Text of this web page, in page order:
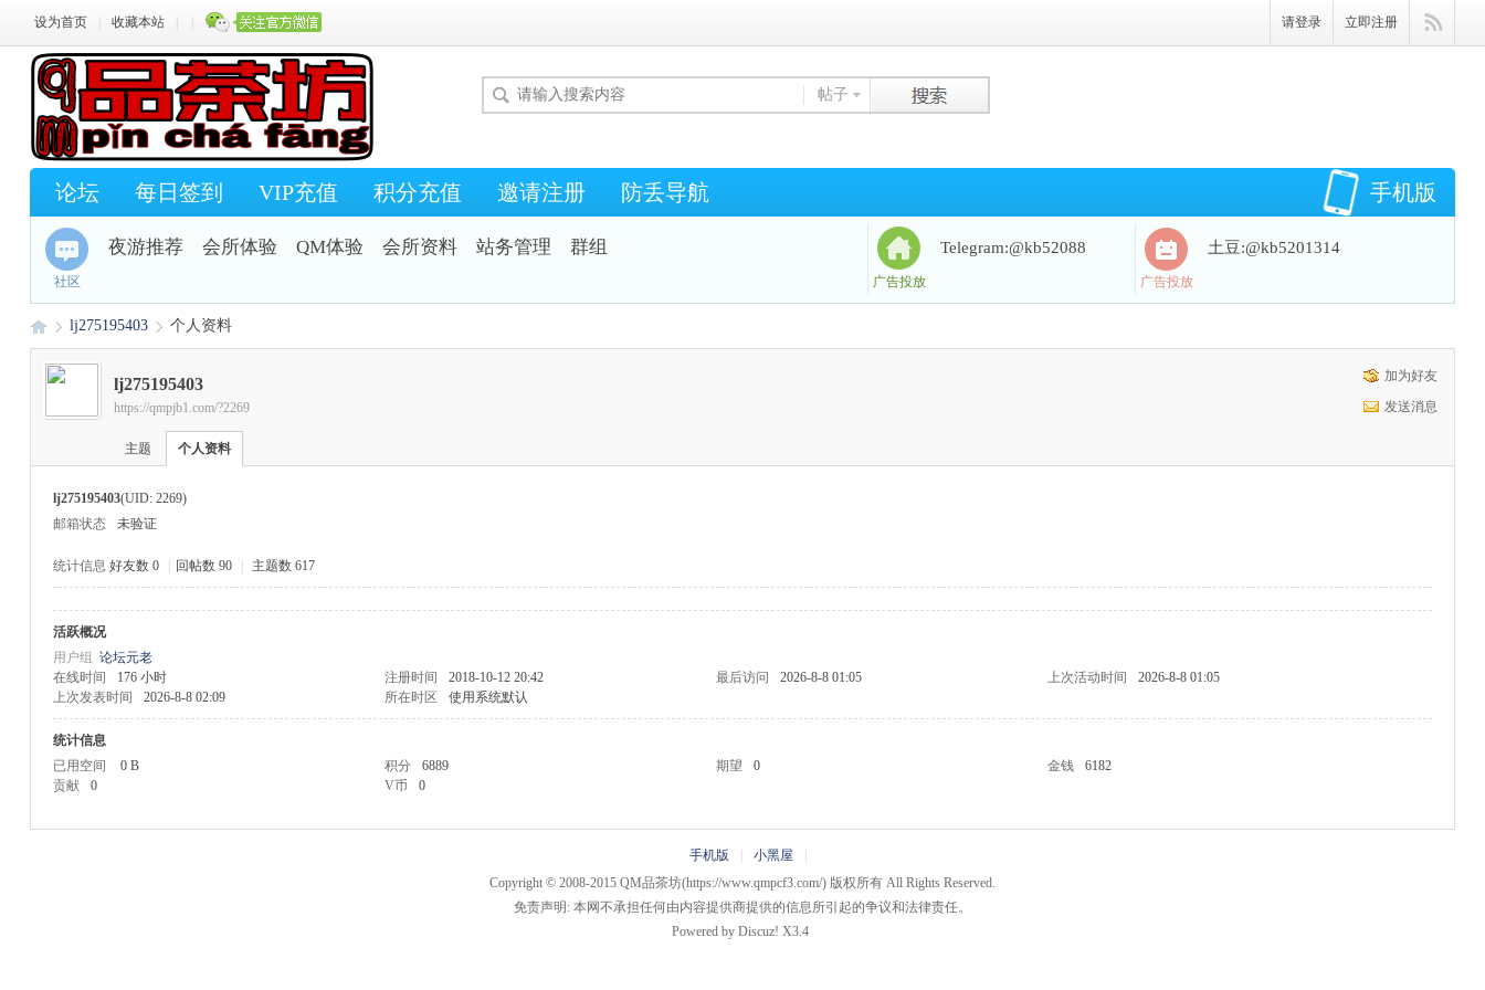
设为首页 收藏本站 请登录 立即注册
帖子
手机版
论坛 每日签到 VIP充值 积分充值 邀请注册 防丢导航
社区
夜游推荐 会所体验 QM体验 会所资料 站务管理 群组 土豆:@kb5201314
广告投放
Telegram:@kb52088
广告投放
›
lj275195403 个人资料
加为好友
发送消息
lj275195403
https://qmpjb1.com/?2269
主题 个人资料
lj275195403(UID: 2269)
邮箱状态
未验证
统计信息 好友数 0 回帖数 90 主题数 617
活跃概况
用户组 论坛元老
在线时间
176 小时 注册时间 2018-10-12 20:42 最后访问 2026-8-8 01:05 上次活动时间
2026-8-8 01:05
上次发表时间
2026-8-8 02:09 所在时区 使用系统默认
统计信息
已用空间
0 B 积分 6889 期望 0 金钱
6182
贡献
0 V币 0
手机版 小黑屋
Copyright © 2008-2015 QM品茶坊(https://www.qmpcf3.com/) 版权所有 All Rights Reserved.
免责声明: 本网不承担任何由内容提供商提供的信息所引起的争议和法律责任。
Powered byDiscuz! X3.4